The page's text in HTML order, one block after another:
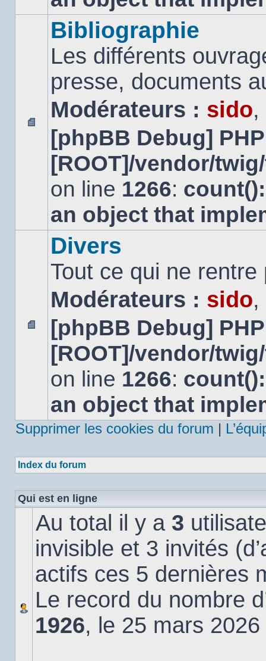
Aucun
message
non
Bibliographie
Les différents
presse, documents
Modérateurs : sido,
[phpBB Debug]
[ROOT]/vendor/
on line 1266:
an object that
Aucun
message
non
Divers
Tout ce qui ne
Modérateurs : sido,
[phpBB Debug]
[ROOT]/vendor/
on line 1266:
an object that
Supprimer les cookies du forum |
Index du forum
Qui est en ligne
Au total il y a 3
invisible et 3 invités
actifs ces 5 dernières
Le record du nombre
1926, le 25 mars 2026